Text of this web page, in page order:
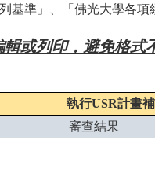
準」、「佛光大學各
或列印，避免格式
執行USR計畫
審查結果